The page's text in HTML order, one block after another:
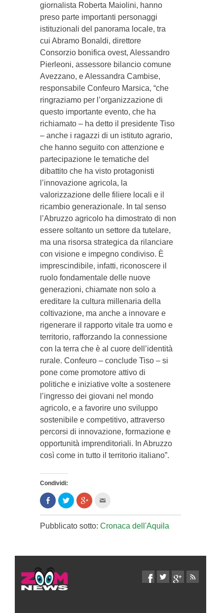
giornalista Roberta Maiolini, hanno
preso parte importanti personaggi
istituzionali del panorama locale, tra
cui Abramo Bonaldi, direttore
Consorzio bonifica ovest, Alessandro
Pierleoni, assessore bilancio comune
Avezzano, e Alessandra Cambise,
responsabile Confeuro Marsica, “che
ringraziamo per l’organizzazione di
questo importante evento, che ha
richiamato – ha detto il presidente Tiso
– anche i ragazzi di un istituto agrario,
che hanno seguito con attenzione e
partecipazione le tematiche del
dibattito che ha visto protagonisti
l’innovazione agricola, la
valorizzazione delle filiere locali e il
ricambio generazionale. In tal senso
l’Abruzzo agricolo ha dimostrato di non
essere soltanto un settore da tutelare,
ma una risorsa strategica da rilanciare
con visione e impegno condiviso. È
imprescindibile, infatti, riconoscere il
ruolo fondamentale delle nuove
generazioni, chiamate non solo a
ereditare la cultura millenaria della
coltivazione, ma anche a innovare e
rigenerare il rapporto vitale tra uomo e
territorio, rafforzando la connessione
con la terra che è al cuore dell’identità
rurale. Confeuro – conclude Tiso – si
pone come promotore attivo di
politiche e iniziative volte a sostenere
l’ingresso dei giovani nel mondo
agricolo, e a favorire uno sviluppo
sostenibile e competitivo, attraverso
percorsi di innovazione, formazione e
opportunità imprenditoriali. In Abruzzo
così come in tutto il territorio italiano”.
Condividi:
Condividi
su
Facebook
(Si
apre
in
Clicca
per
condividere
su
Twitter
(Si
finestra)
Clicca
per
su
Google+
(Si
finestra)
l'articolo
via
mail
apre
Pubblicato sotto: Cronaca dell'Aquila